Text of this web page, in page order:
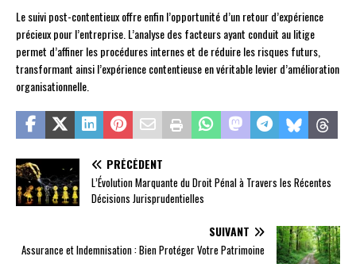
Le suivi post-contentieux offre enfin l’opportunité d’un retour d’expérience
précieux pour l’entreprise. L’analyse des facteurs ayant conduit au litige
permet d’affiner les procédures internes et de réduire les risques futurs,
transformant ainsi l’expérience contentieuse en véritable levier d’amélioration
organisationnelle.
PRÉCÉDENT
L’Évolution Marquante du Droit Pénal à Travers les Récentes
Décisions Jurisprudentielles
SUIVANT
Assurance et Indemnisation : Bien Protéger Votre Patrimoine